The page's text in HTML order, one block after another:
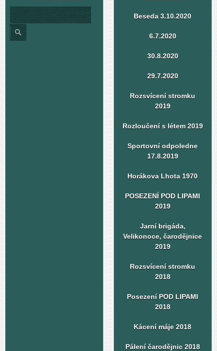
Beseda 3.10.2020
6.7.2020
30.8.2020
29.7.2020
Rozsvícení stromku
2019
Rozloučení s létem 2019
Sportovní odpoledne
17.8.2019
Horákova Lhota 1970
POSEZENÍ POD LIPAMI
2019
Jarní brigáda,
Velikonoce, čarodějnice
2019
Rozsvícení stromku
2018
Posezení POD LIPAMI
2018
Kácení máje 2018
Pálení čarodějnic 2018